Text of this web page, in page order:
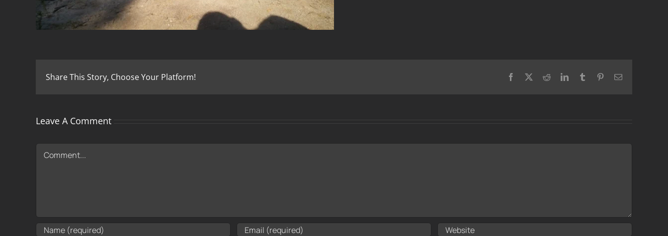
Share This Story, Choose Your Platform! Facebook RedditLinkedInTumblr PinterestEmail
Leave A Comment
Comment